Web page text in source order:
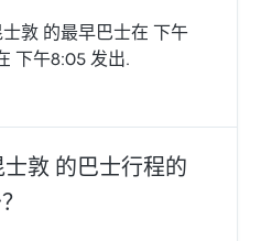
敦 的最早巴士在 下午
下午8:05 发出.
敦 的巴士行程的